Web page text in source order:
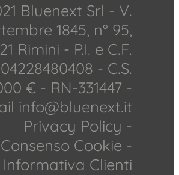
Bluenext Srl - V.
1845, n° 95,
Rimini - P.I. e C.F.
04228480408 - C.S.
€ - RN-331447 -
info@bluenext.it
Privacy Policy -
Consenso Cookie -
Informativa Clienti